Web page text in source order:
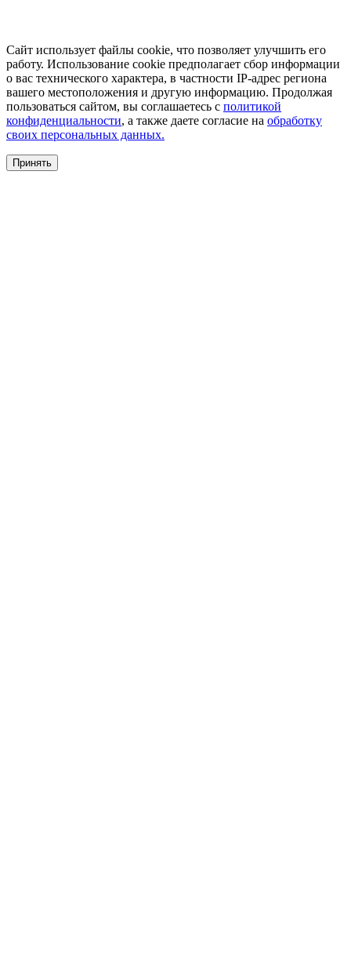
Сайт использует файлы cookie, что позволяет улучшить его
работу. Использование cookie предполагает сбор информации
о вас технического характера, в частности IP-адрес региона
вашего местоположения и другую информацию. Продолжая
пользоваться сайтом, вы соглашаетесь с политикой
конфиденциальности, а также даете согласие на обработку
своих персональных данных.
Принять